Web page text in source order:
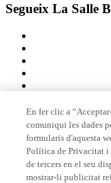
Segueix La Salle
Membre de
En fer clic a
comuniqui les dades
formularis d'aquesta
Política de Privacitat i
de tercers en el seu
mostrar-li publicitat